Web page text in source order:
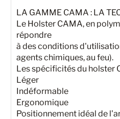
LA GAMME CAMA : LA
Le Holster CAMA, en
répondre
à des conditions
agents chimiques, au feu).
Les spécificités du holster
Léger
Indéformable
Ergonomique
Positionnement idéal de